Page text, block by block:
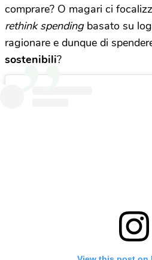
comprare? O magari ci
rethink spending basato su
ragionare e dunque di
sostenibili?